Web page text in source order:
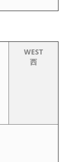
WEST
西